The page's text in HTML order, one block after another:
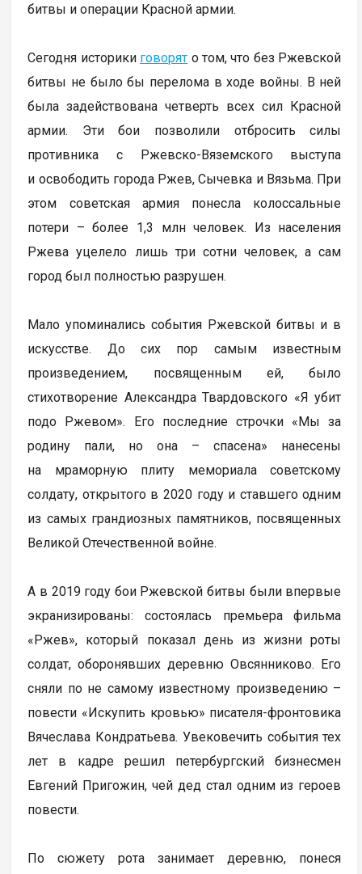
битвы и операции Красной армии.
Сегодня историки говорят о том, что без Ржевской
битвы не было бы перелома в ходе войны. В ней
была задействована четверть всех сил Красной
армии. Эти бои позволили отбросить силы
противника с Ржевско-Вяземского выступа
и освободить города Ржев, Сычевка и Вязьма. При
этом советская армия понесла колоссальные
потери – более 1,3 млн человек. Из населения
Ржева уцелело лишь три сотни человек, а сам
город был полностью разрушен.
Мало упоминались события Ржевской битвы и в
искусстве. До сих пор самым известным
произведением, посвященным ей, было
стихотворение Александра Твардовского «Я убит
подо Ржевом». Его последние строчки «Мы за
родину пали, но она – спасена» нанесены
на мраморную плиту мемориала советскому
солдату, открытого в 2020 году и ставшего одним
из самых грандиозных памятников, посвященных
Великой Отечественной войне.
А в 2019 году бои Ржевской битвы были впервые
экранизированы: состоялась премьера фильма
«Ржев», который показал день из жизни роты
солдат, оборонявших деревню Овсянниково. Его
сняли по не самому известному произведению –
повести «Искупить кровью» писателя-фронтовика
Вячеслава Кондратьева. Увековечить события тех
лет в кадре решил петербургский бизнесмен
Евгений Пригожин, чей дед стал одним из героев
повести.
По сюжету рота занимает деревню, понеся